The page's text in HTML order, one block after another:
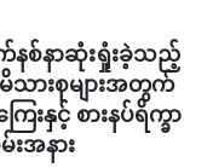
နစ်နာဆုံးရှုံးခဲ့သည့်
မိသားစုများအတွက်
နှင့် စားနပ်ရိက္ခာ
းအနား